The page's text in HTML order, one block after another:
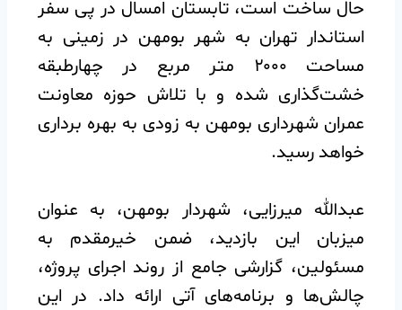
حال ساخت است، تابستان امسال در پی سفر
استاندار تهران به شهر بومهن در زمینی به
مساحت ۲۰۰۰ متر مربع در چهارطبقه
خشت‌گذاری شده و با تلاش حوزه معاونت
عمران شهرداری بومهن به زودی به بهره برداری
خواهد رسید‌.
️عبدالله میرزایی، شهردار بومهن، به عنوان
میزبان این بازدید، ضمن خیرمقدم به
مسئولین، گزارشی جامع از روند اجرای پروژه،
چالش‌ها و برنامه‌های آتی ارائه داد. در این